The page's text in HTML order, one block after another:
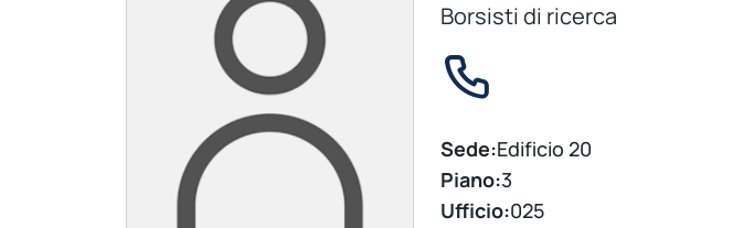
Borsisti di ricerca
Sede:Edificio 20
Piano:3
Ufficio:025